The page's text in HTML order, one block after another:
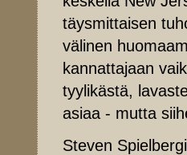
täysmittaisen
välinen
kannattajaan
tyylikästä,
asiaa - mutta
Steven